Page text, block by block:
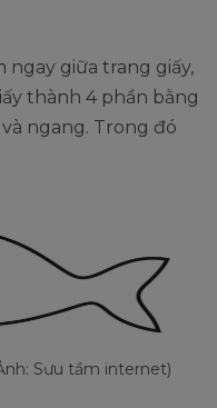
ngay giữa trang giấy,
thành 4 phần bằng
ngang. Trong đó
Sưu tầm internet)